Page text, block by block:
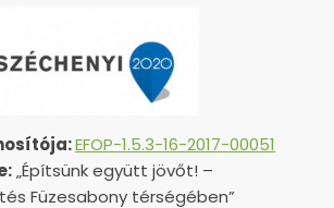
EFOP-1.5.3-16-2017-00051
„Építsünk együtt jövőt! –
Füzesabony térségében”